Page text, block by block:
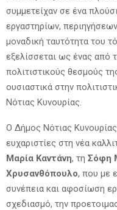
συμμετείχαν σε ένα
εργαστηρίων,
μοναδική ταυτότητα του
εξελίσσεται ως ένας από
πολιτιστικούς θεσμούς
ουσιαστικά στην
Νότιας Κυνουρίας.
Ο Δήμος Νότιας
ευχαριστίες στη νέα
Μαρία Καντάνη, τη Σόφη
Χρυσανθόπουλο, που με
συνέπεια και αφοσίωση
σχεδιασμό, την